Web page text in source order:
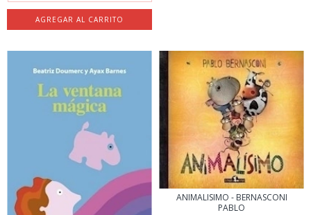
ANIMALISIMO - BERNASCONI
PABLO